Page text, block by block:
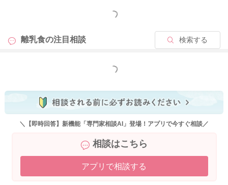
もっと見る
離乳食の注目相談 検索する
もっと見る
＼【即時回答】新機能「専門家相談AI」登場！アプリで今すぐ相談／
相談はこちら
アプリで相談する